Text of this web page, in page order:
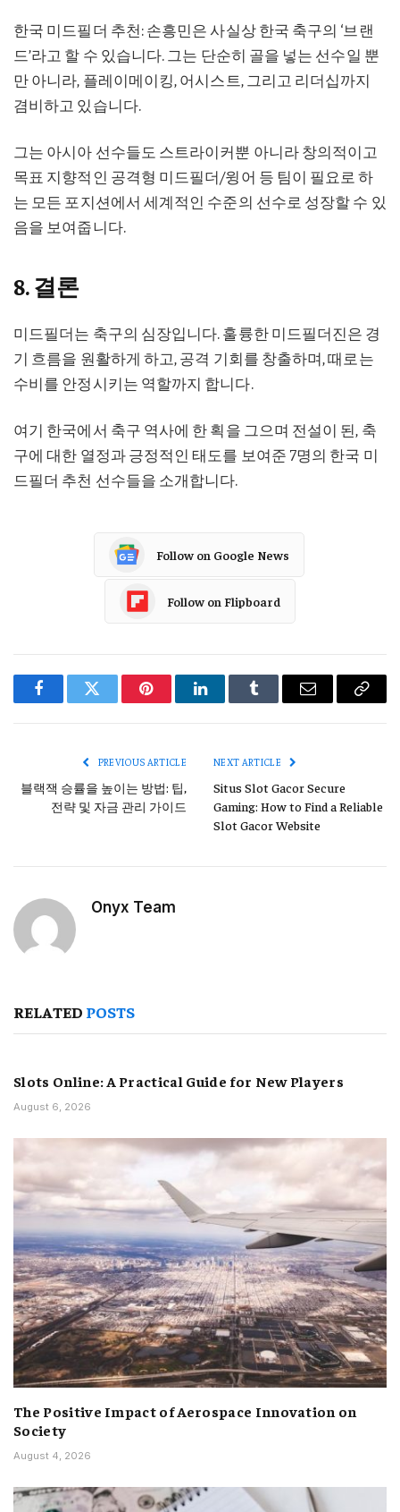
한국 미드필더 추천: 손흥민은 사실상 한국 축구의 ‘브랜
드’라고 할 수 있습니다. 그는 단순히 골을 넣는 선수일 뿐
만 아니라, 플레이메이킹, 어시스트, 그리고 리더십까지
겸비하고 있습니다.
그는 아시아 선수들도 스트라이커뿐 아니라 창의적이고
목표 지향적인 공격형 미드필더/윙어 등 팀이 필요로 하
는 모든 포지션에서 세계적인 수준의 선수로 성장할 수 있
음을 보여줍니다.
8. 결론
미드필더는 축구의 심장입니다. 훌륭한 미드필더진은 경
기 흐름을 원활하게 하고, 공격 기회를 창출하며, 때로는
수비를 안정시키는 역할까지 합니다.
여기 한국에서 축구 역사에 한 획을 그으며 전설이 된, 축
구에 대한 열정과 긍정적인 태도를 보여준 7명의 한국 미
드필더 추천 선수들을 소개합니다.
Follow on Google News
Follow on Flipboard
FacebookTwitter PinterestLinkedInTumblr Email
Copy
PREVIOUS ARTICLE
블랙잭 승률을 높이는 방법: 팁,
전략 및 자금 관리 가이드
NEXT ARTICLE
Situs Slot Gacor Secure
Gaming: How to Find a Reliable
Slot Gacor Website
Onyx Team
RELATED POSTS
Slots Online: A Practical Guide for New Players
August 6, 2026
The Positive Impact of Aerospace Innovation on
Society
August 4, 2026